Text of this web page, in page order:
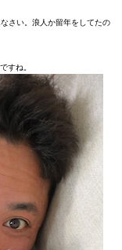
さい。浪人か留年をしてたの
すね。